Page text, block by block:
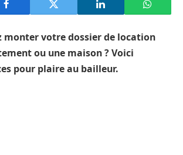
monter votre dossier de location
ou une maison ? Voici
pour plaire au bailleur.